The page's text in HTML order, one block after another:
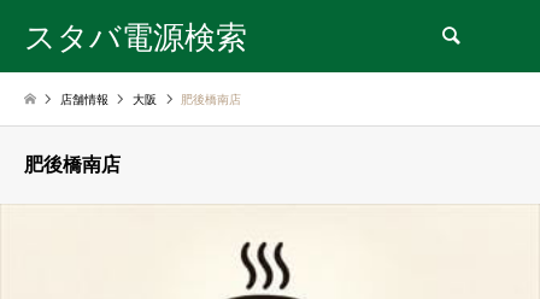
スタバ電源検索
店舗情報 大阪 肥後橋南店
肥後橋南店